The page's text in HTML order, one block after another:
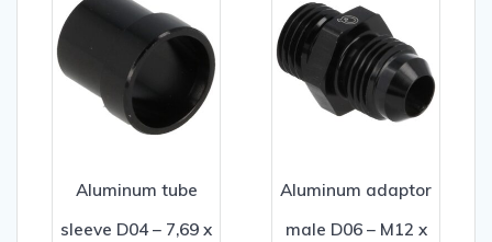
Aluminum tube
sleeve D04 – 7,69 x
Aluminum adaptor
male D06 – M12 x